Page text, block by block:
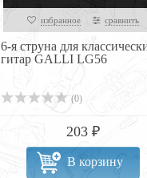
избранное сравнить
6-я струна для
гитар GALLI LG56
(0)
203 ₽
В корзину